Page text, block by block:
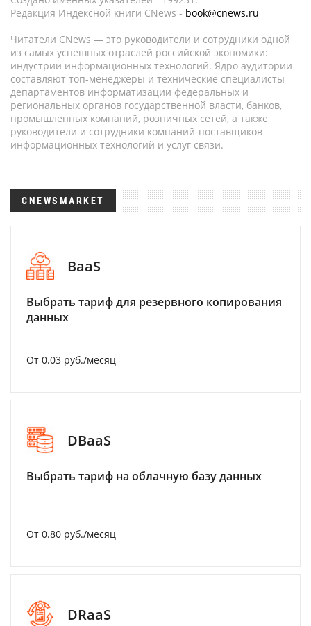
Редакция Индексной книги CNews - book@cnews.ru
Читатели CNews — это руководители и сотрудники одной
из самых успешных отраслей российской экономики:
индустрии информационных технологий. Ядро аудитории
составляют топ-менеджеры и технические специалисты
департаментов информатизации федеральных и
региональных органов государственной власти, банков,
промышленных компаний, розничных сетей, а также
руководители и сотрудники компаний-поставщиков
информационных технологий и услуг связи.
CNEWSMARKET
BaaS
Выбрать тариф для резервного копирования
данных
От 0.03 руб./месяц
DBaaS
Выбрать тариф на облачную базу данных
От 0.80 руб./месяц
DRaaS